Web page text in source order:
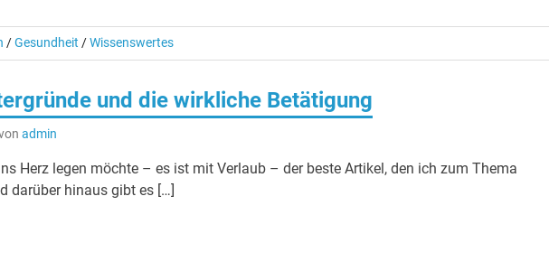
/Gesundheit /Wissenswertes
und die wirkliche Betätigung
admin
Herz legen möchte – es ist mit Verlaub – der beste Artikel, den ich zum Thema
darüber hinaus gibt es […]